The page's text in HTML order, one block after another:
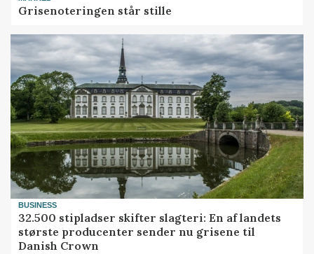
Grisenoteringen står stille
BUSINESS
32.500 stipladser skifter slagteri: En af landets
største producenter sender nu grisene til
Danish Crown